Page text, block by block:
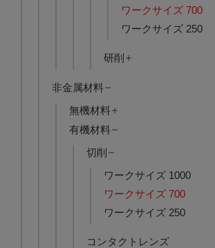
ワークサイズ 700
ワークサイズ 250
研削
非金属材料
無機材料
有機材料
切削
ワークサイズ 1000
ワークサイズ 700
ワークサイズ 250
コンタクトレンズ